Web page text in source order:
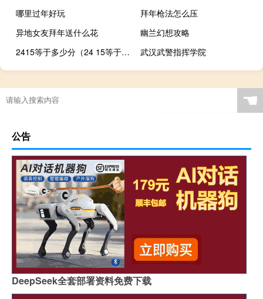
哪里过年好玩
拜年枪法怎么压
异地女友拜年送什么花
幽兰幻想攻略
2415等于多少分（24 15等于多少）
武汉武警指挥学院
☚
公告
DeepSeek全套部署资料免费下载